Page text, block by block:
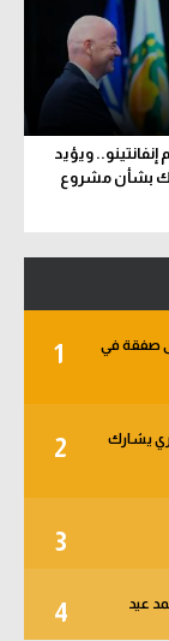
ويؤيد
بشأن مشروع
1
صفقة في
2
والثلاثي المصري يشارك
3
4 عيد